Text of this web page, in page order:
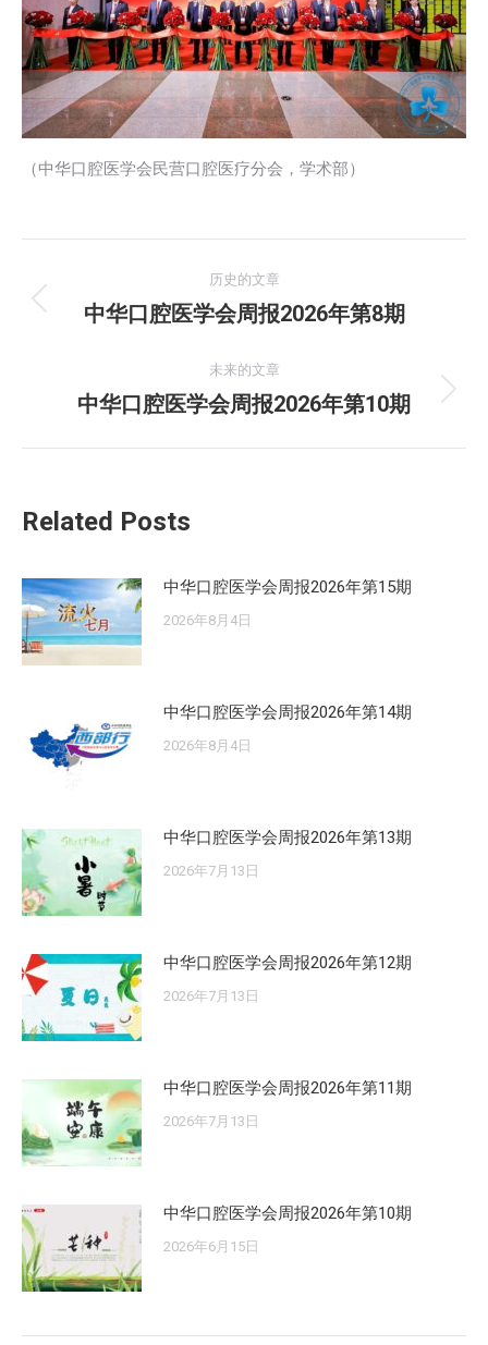
（中华口腔医学会民营口腔医疗分会，学术部）
章
历史的文章
历
的
文
中华口腔医学会周报2026年第8期
未来的文章
未
中华口腔医学会周报2026年第10期
Related Posts
中华口腔医学会周报2026年第15期
2026年8月4日
中华口腔医学会周报2026年第14期
2026年8月4日
中华口腔医学会周报2026年第13期
2026年7月13日
中华口腔医学会周报2026年第12期
2026年7月13日
中华口腔医学会周报2026年第11期
2026年7月13日
中华口腔医学会周报2026年第10期
2026年6月15日